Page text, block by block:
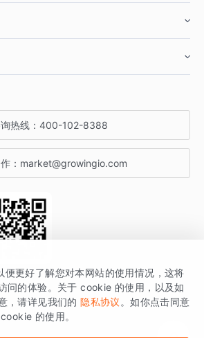
热线： 400-102-8388
： market@growingio.com
更多干货
智能分析与增长的品牌，核心平台为 GrowingIO
分析云。
更好了解您对本网站的使用情况，这将
问的体验。关于 cookie 的使用，以及如
，请详见我们的 隐私协议 。如你点击同意
的使用。